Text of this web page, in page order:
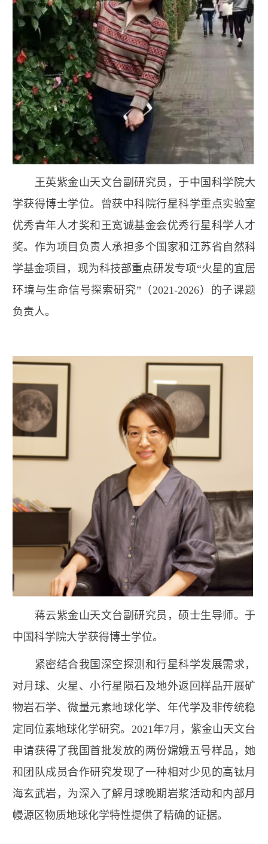
王英紫金山天文台副研究员，于中国科学院大
学获得博士学位。曾获中科院行星科学重点实验室
优秀青年人才奖和王宽诚基金会优秀行星科学人才
奖。作为项目负责人承担多个国家和江苏省自然科
学基金项目，现为科技部重点研发专项“火星的宜居
环境与生命信号探索研究”（2021-2026）的子课题
负责人。
蒋云紫金山天文台副研究员，硕士生导师。于
中国科学院大学获得博士学位。
紧密结合我国深空探测和行星科学发展需求，
对月球、火星、小行星陨石及地外返回样品开展矿
物岩石学、微量元素地球化学、年代学及非传统稳
定同位素地球化学研究。 2021年7月，紫金山天文台
申请获得了我国首批发放的两份嫦娥五号样品，她
和团队成员合作研究发现了一种相对少见的高钛月
海玄武岩，为深入了解月球晚期岩浆活动和内部月
幔源区物质地球化学特性提供了精确的证据。